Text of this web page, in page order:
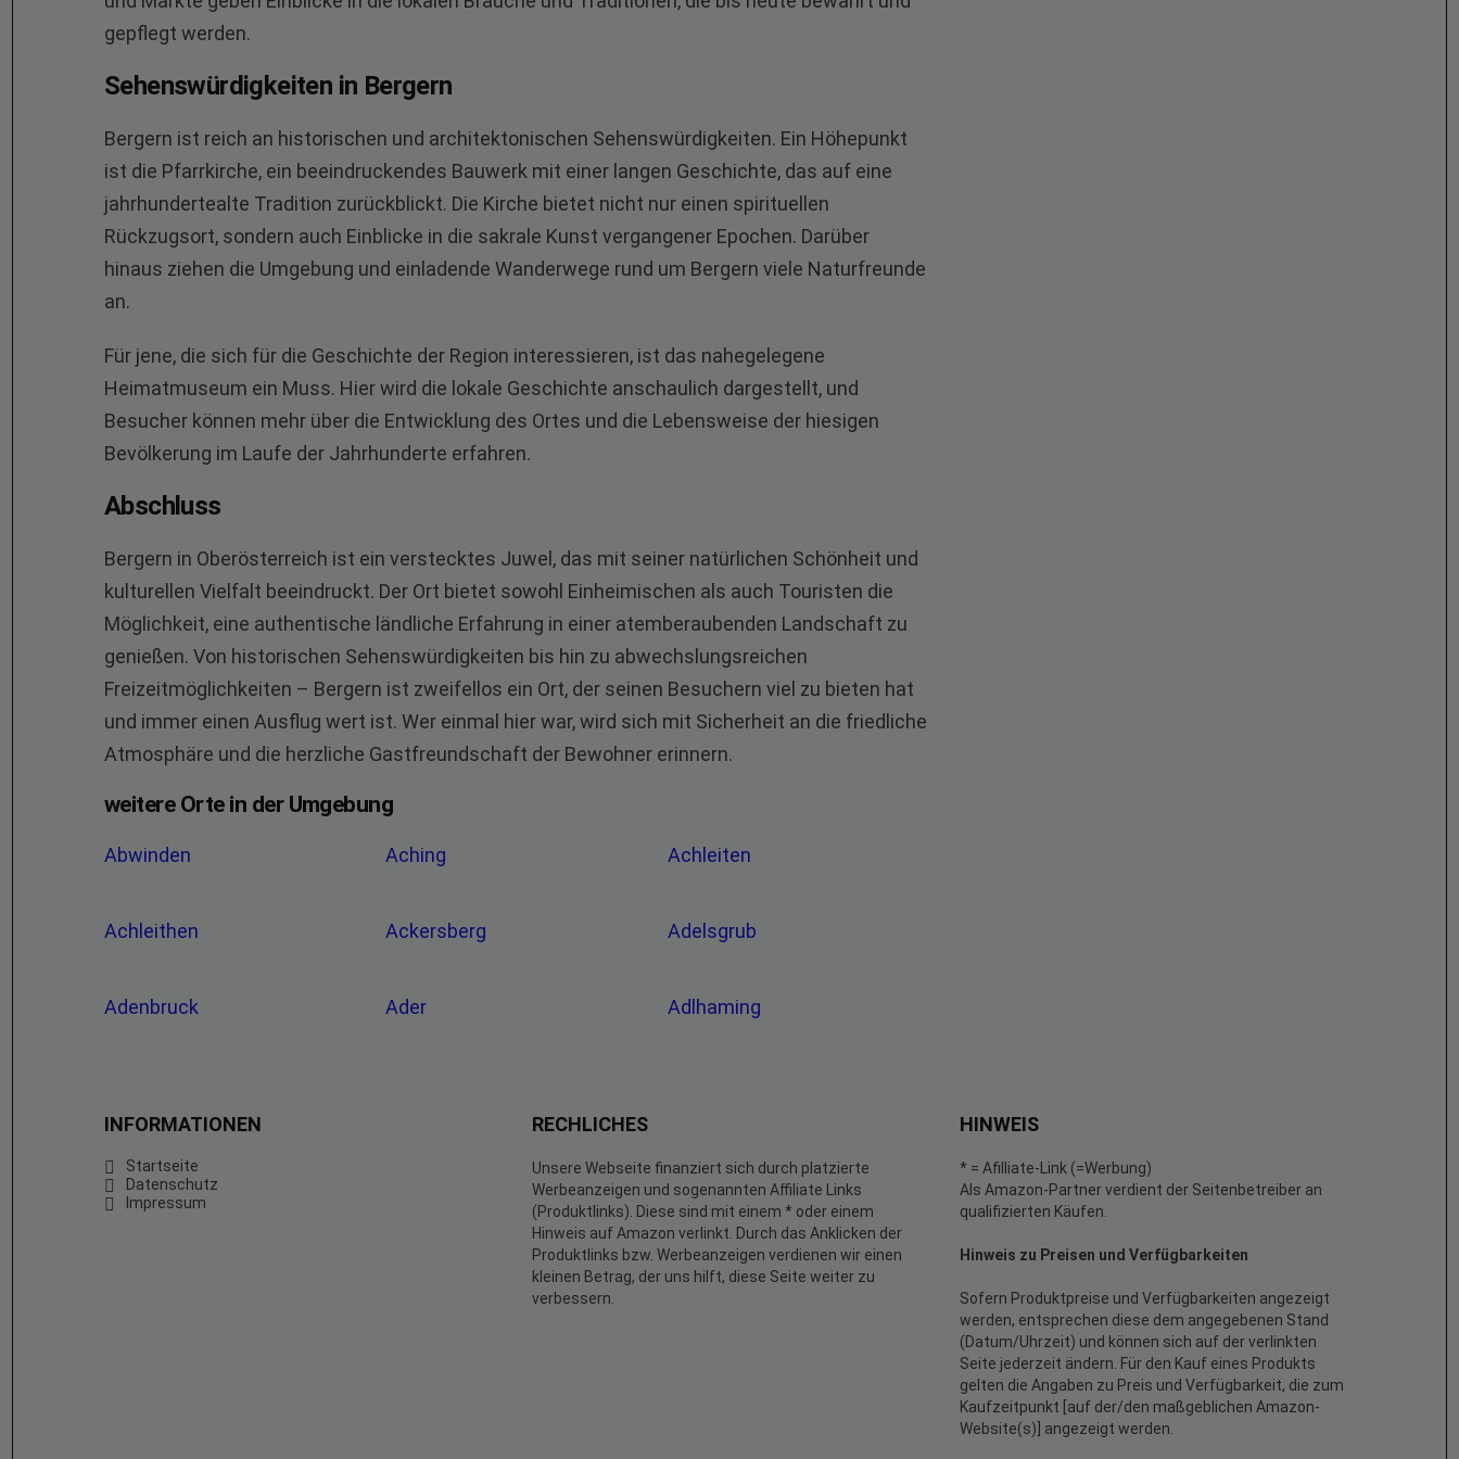
gepflegt werden.
Sehenswürdigkeiten in Bergern
Bergern ist reich an historischen und architektonischen Sehenswürdigkeiten. Ein Höhepunkt
ist die Pfarrkirche, ein beeindruckendes Bauwerk mit einer langen Geschichte, das auf eine
jahrhundertealte Tradition zurückblickt. Die Kirche bietet nicht nur einen spirituellen
Rückzugsort, sondern auch Einblicke in die sakrale Kunst vergangener Epochen. Darüber
hinaus ziehen die Umgebung und einladende Wanderwege rund um Bergern viele Naturfreunde
an.
Für jene, die sich für die Geschichte der Region interessieren, ist das nahegelegene
Heimatmuseum ein Muss. Hier wird die lokale Geschichte anschaulich dargestellt, und
Besucher können mehr über die Entwicklung des Ortes und die Lebensweise der hiesigen
Bevölkerung im Laufe der Jahrhunderte erfahren.
Abschluss
Bergern in Oberösterreich ist ein verstecktes Juwel, das mit seiner natürlichen Schönheit und
kulturellen Vielfalt beeindruckt. Der Ort bietet sowohl Einheimischen als auch Touristen die
Möglichkeit, eine authentische ländliche Erfahrung in einer atemberaubenden Landschaft zu
genießen. Von historischen Sehenswürdigkeiten bis hin zu abwechslungsreichen
Freizeitmöglichkeiten – Bergern ist zweifellos ein Ort, der seinen Besuchern viel zu bieten hat
und immer einen Ausflug wert ist. Wer einmal hier war, wird sich mit Sicherheit an die friedliche
Atmosphäre und die herzliche Gastfreundschaft der Bewohner erinnern.
weitere Orte in der Umgebung
Abwinden Aching Achleiten
Achleithen Ackersberg Adelsgrub
Adenbruck Ader Adlhaming
INFORMATIONEN
Startseite
Datenschutz
Impressum
RECHLICHES
Unsere Webseite finanziert sich durch platzierte
Werbeanzeigen und sogenannten Affiliate Links
(Produktlinks). Diese sind mit einem * oder einem
Hinweis auf Amazon verlinkt. Durch das Anklicken der
Produktlinks bzw. Werbeanzeigen verdienen wir einen
kleinen Betrag, der uns hilft, diese Seite weiter zu
verbessern.
HINWEIS
* = Afilliate-Link (=Werbung)
Als Amazon-Partner verdient der Seitenbetreiber an
qualifizierten Käufen.
Hinweis zu Preisen und Verfügbarkeiten
Sofern Produktpreise und Verfügbarkeiten angezeigt
werden, entsprechen diese dem angegebenen Stand
(Datum/Uhrzeit) und können sich auf der verlinkten
Seite jederzeit ändern. Für den Kauf eines Produkts
gelten die Angaben zu Preis und Verfügbarkeit, die zum
Kaufzeitpunkt [auf der/den maßgeblichen Amazon-
Website(s)] angezeigt werden.